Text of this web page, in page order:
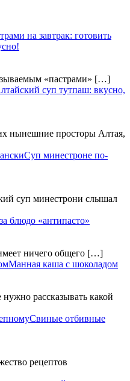
на завтрак: готовить
«пастрами» […]
суп тутпаш: вкусно,
нынешние просторы Алтая,
Суп минестроне по-
суп минестрони слышал
блюдо «антипасто»
ничего общего […]
Манная каша с шоколадом
рассказывать какой
Свиные отбивные
рецептов